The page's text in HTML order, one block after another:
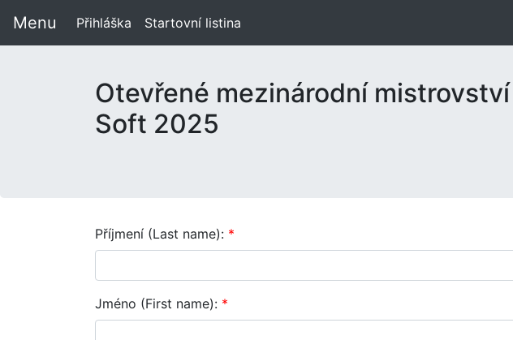
Menu Přihláška Startovní listina
Otevřené mezinárodní mistrovství
Soft 2025
Příjmení (Last name): *
Jméno (First name): *